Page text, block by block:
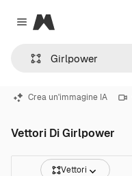
Close menu
Magnific
Crea un'immagine IA
Vettori Di Girlpower
Vettori